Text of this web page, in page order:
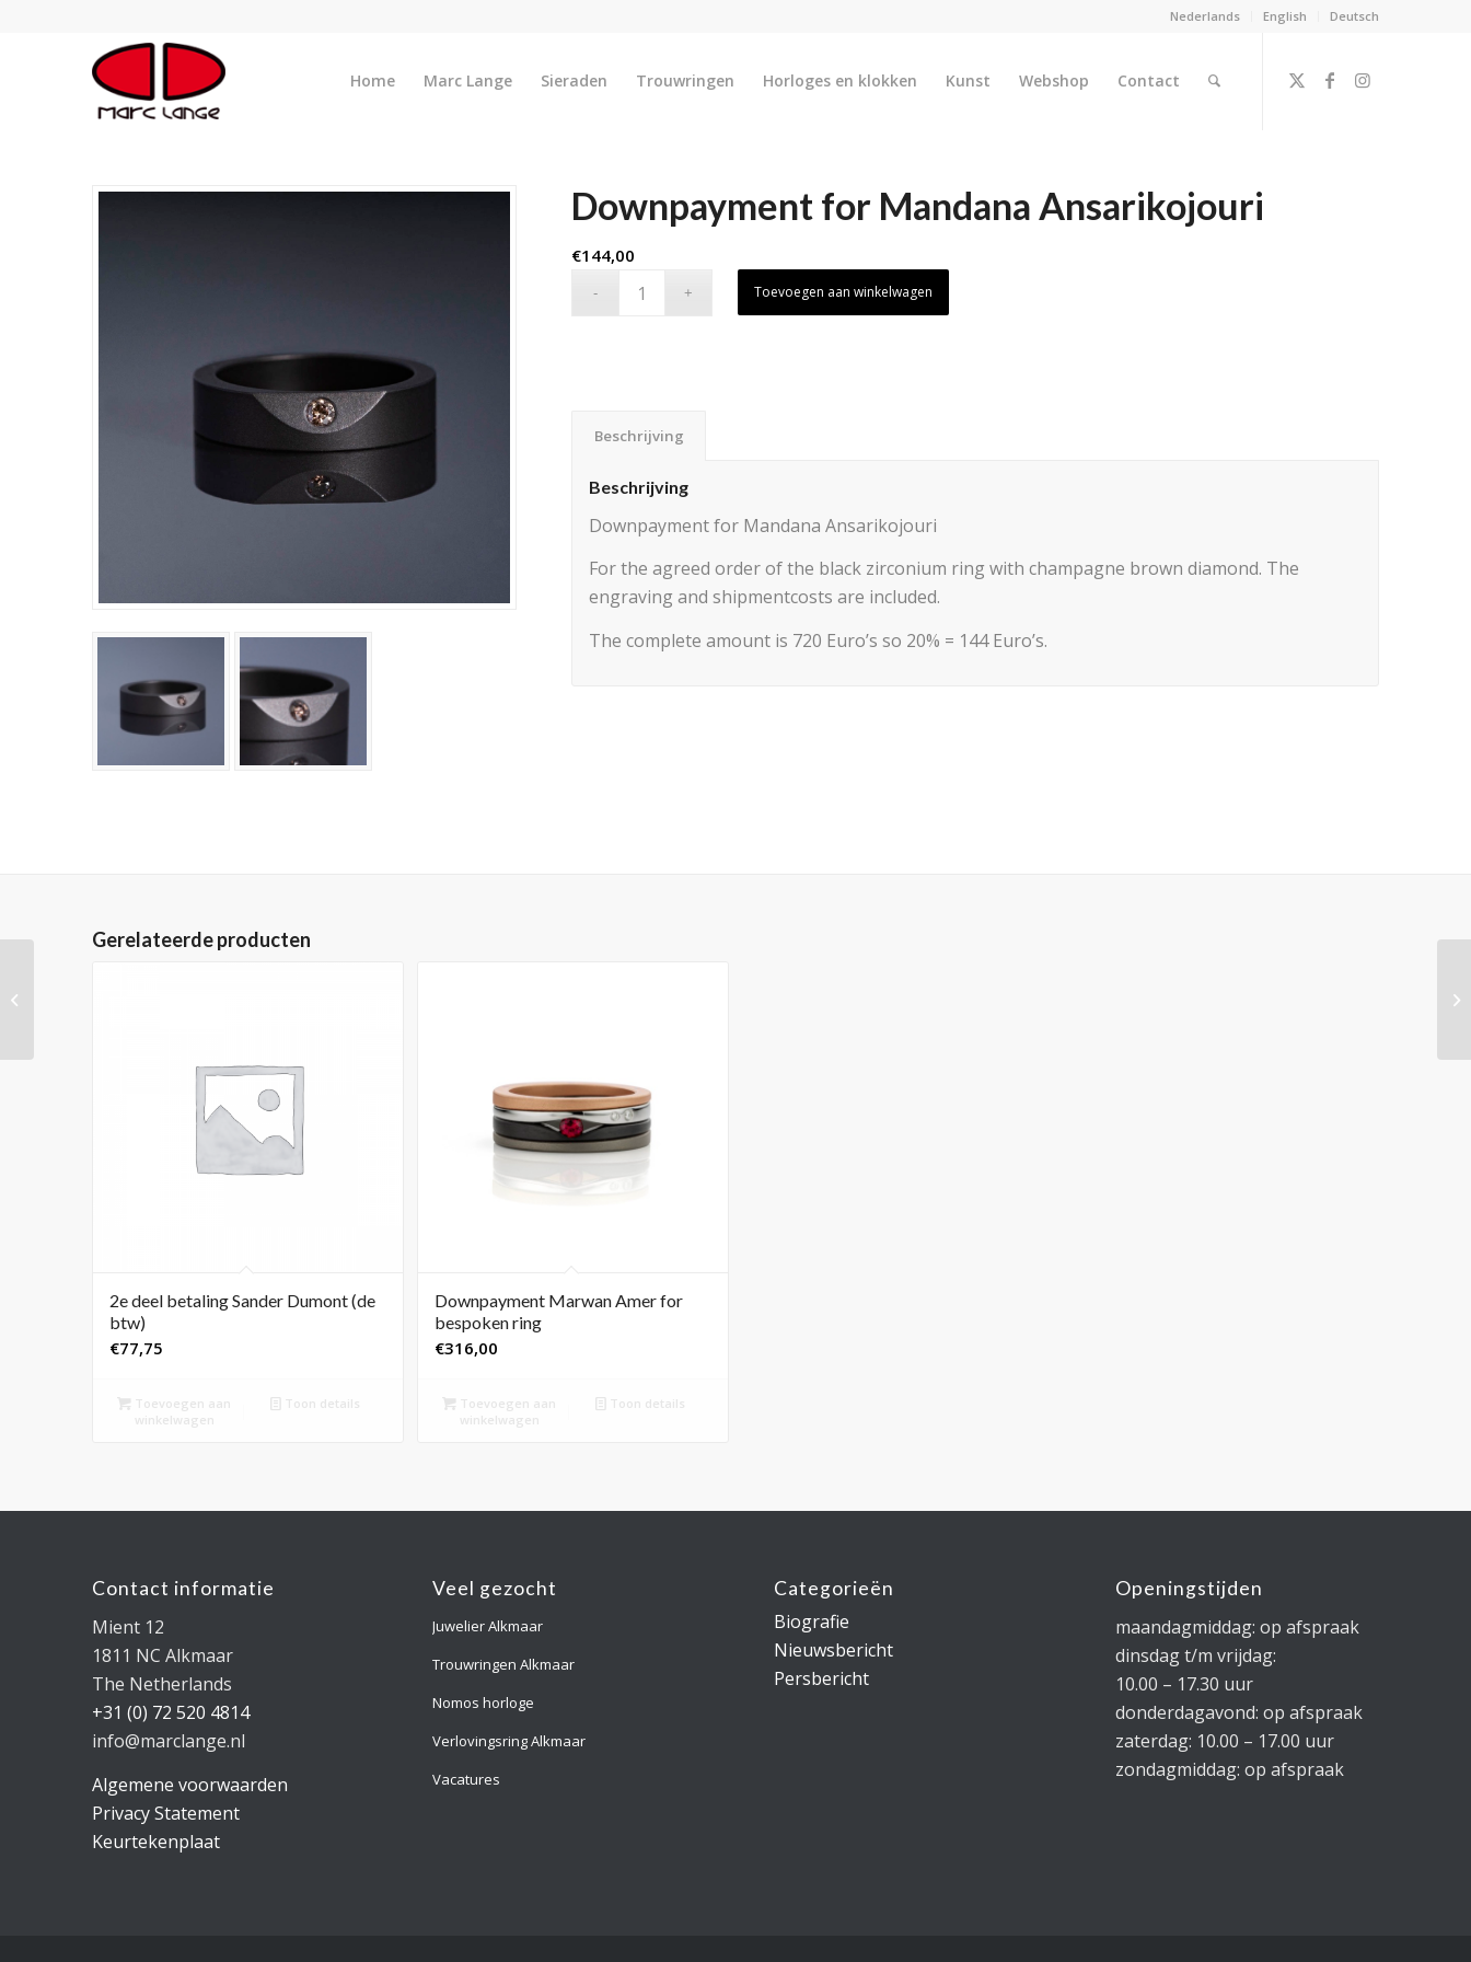
Nederlands English Deutsch
Home Marc Lange Sieraden Trouwringen Horloges en klokken Kunst Webshop Contact
Downpayment for Mandana Ansarikojouri
€144,00
Toevoegen aan winkelwagen
Beschrijving
Beschrijving
Downpayment for Mandana Ansarikojouri
For the agreed order of the black zirconium ring with champagne brown diamond. The
engraving and shipmentcosts are included.
The complete amount is 720 Euro’s so 20% = 144 Euro’s.
Gerelateerde producten
2e deel betaling Sander Dumont (de
btw)
€77,75
Toevoegen aan
winkelwagen
Toon details
Downpayment Marwan Amer for
bespoken ring
€316,00
Toevoegen aan
winkelwagen
Toon details
Contact informatie
Mient 12
1811 NC Alkmaar
The Netherlands
+31 (0) 72 520 4814
info@marclange.nl
Algemene voorwaarden
Privacy Statement
Keurtekenplaat
Veel gezocht
Juwelier Alkmaar
Trouwringen Alkmaar
Nomos horloge
Verlovingsring Alkmaar
Vacatures
Categorieën
Biografie
Nieuwsbericht
Persbericht
Openingstijden
maandagmiddag: op afspraak
dinsdag t/m vrijdag:
10.00 – 17.30 uur
donderdagavond: op afspraak
zaterdag: 10.00 – 17.00 uur
zondagmiddag: op afspraak